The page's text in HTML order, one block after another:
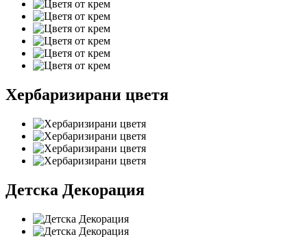
Хербаризирани цветя
Детска Декорация